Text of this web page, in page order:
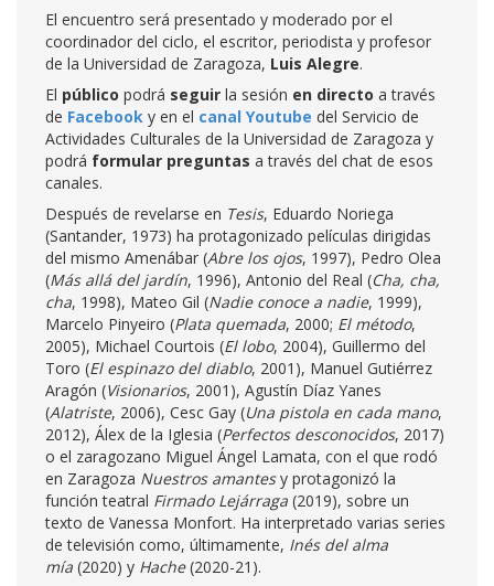
El encuentro será presentado y moderado por el
coordinador del ciclo, el escritor, periodista y profesor
de la Universidad de Zaragoza, Luis Alegre.
El público podrá seguir la sesión en directo a través
de Facebook y en el canal Youtube del Servicio de
Actividades Culturales de la Universidad de Zaragoza y
podrá formular preguntas a través del chat de esos
canales.
Después de revelarse en Tesis, Eduardo Noriega
(Santander, 1973) ha protagonizado películas dirigidas
del mismo Amenábar (Abre los ojos, 1997), Pedro Olea
(Más allá del jardín, 1996), Antonio del Real (Cha, cha,
cha, 1998), Mateo Gil (Nadie conoce a nadie, 1999),
Marcelo Pinyeiro (Plata quemada, 2000; El método,
2005), Michael Courtois (El lobo, 2004), Guillermo del
Toro (El espinazo del diablo, 2001), Manuel Gutiérrez
Aragón (Visionarios, 2001), Agustín Díaz Yanes
(Alatriste, 2006), Cesc Gay (Una pistola en cada mano,
2012), Álex de la Iglesia (Perfectos desconocidos, 2017)
o el zaragozano Miguel Ángel Lamata, con el que rodó
en Zaragoza Nuestros amantesy protagonizó la
función teatral Firmado Lejárraga (2019), sobre un
texto de Vanessa Monfort. Ha interpretado varias series
de televisión como, últimamente, Inés del alma
mía (2020) y Hache(2020-21).